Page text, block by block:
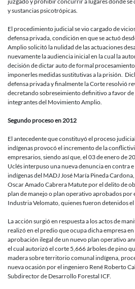
y sustancias psicotrópicas.
El procedimiento judicial se vio cargado de
defensa privada, condición en que se actuó
Amplio solicitó la nulidad de las actuaciones
nuevamente la audiencia inicial en la cual la
decisión de dictar auto de formal
imponerles medidas sustitutivas a la prisión.
defensa privada y finalmente la Corte resolvió
decretando sobreseimiento definitivo a favor
integrantes del Movimiento Amplio.
Segundo proceso en 2012
El antecedente que constituyó el proceso
indígenas provocó el incremento de la
empresarios, siendo así que, el 03 de enero de
Uclés interpuso una nueva denuncia en contra
indígenas del MADJ José María Pineda
Oscar Amado Cabrera Matute por el delito de
plan de manejo o plan operativo aprobados por
Industria Velomato, quienes fueron detenidos el
La acción surgió en respuesta a los actos de
realizó en el predio que ocupa dicha empresa
aprobación ilegal de un nuevo plan operativo
el cual autorizó el corte 5,666 árboles de pino
madera sobre territorio comunal indígena,
nueva ocasión por el ingeniero René Roberto
Subdirector de Desarrollo Forestal ICF.